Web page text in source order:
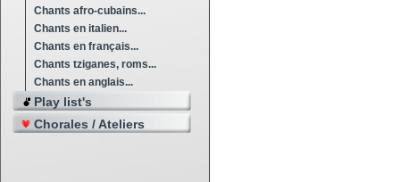
Chants afro-cubains...
Chants en italien...
Chants en français...
Chants tziganes, roms...
Chants en anglais...
Play list's
Chorales / Ateliers